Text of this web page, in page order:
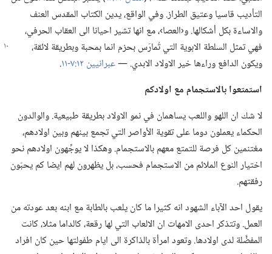
التأديب قاسيا وعتيق الطراز.‏ وفي الواقع،‏ يدين الكتاب المقدس العنف
والاساءة بكل أشكالها.‏ و‹العصا›،‏ مع انها تشير احيانا الى العقاب الحرفي،‏
فهي تمثل السلطة الابوية التي تُمارَسبحزم انما بمحبة وبطريقة لائقة،‏
ويكون الدافع وراءها خير الاولاد الابدي.‏ —‏عبرانيين ١٢:‏٧-‏١١
‏.‏
استمتعوا بالاستجمام مع اولادكم
لا شك ان اللهو واللعب يساهمان في نمو الاولاد بطريقة طبيعية.‏ والوالدون
الحكماء يعملون دوما على تقوية الأواصر التي تجمع بينهم وبين اولادهم،‏
مغتنمين كل فرصة للتمتع معهم بالاستجمام.‏ وهكذا لا يوجِّهون اولادهم نحو
اختيار النوع الملائم من الاستجمام فحسب،‏ بل يظهرون لهم ايضا كم يحبّون
رفقتهم.‏
يقول احد الآباء الشهود انه كثيرا ما كان يلعب بالطابة مع ابنه بعد عودته من
العمل.‏ وتتذكر احدى الامهات ان الالعاب التي لها رقعة،‏ كالداما مثلا،‏ كانت
المفضَّلة لدى اولادها.‏ وتعود امرأة بالذاكرة الى ايام طفولتها حين كان افراد